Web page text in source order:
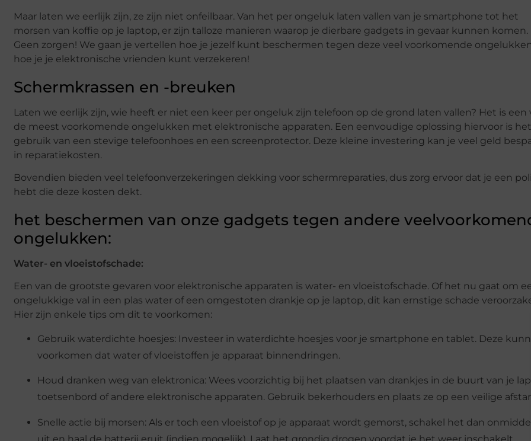
Maar laten we eerlijk zijn, ze zijn niet onfeilbaar. Van het per ongeluk laten vallen van je smartphone tot het
morsen van koffie op je laptop, er zijn talloze manieren waarop je dierbare gadgets in gevaar kunnen komen.
Geen zorgen! We gaan je vertellen hoe je jezelf kunt beschermen tegen deze veel voorkomende
hoe je je elektronische vrienden kunt verzekeren!
Schermkrassen en -breuken
Laten we eerlijk zijn, wie heeft er niet een keer per ongeluk zijn telefoon op de grond laten vallen? Het is een
de meest voorkomende ongelukken met elektronische apparaten. Een eenvoudige oplossing hiervoor is het
gebruik van een stevige telefoonhoes en een screenprotector. Deze kleine investering kan je veel geld
in reparatiekosten.
Bovendien bieden veel telefoonverzekeringen dekking voor schermreparaties, dus zorg ervoor dat je een
hebt die deze kosten dekt.
het beschermen van onze gadgets tegen andere
ongelukken:
Water- en vloeistofschade:
Een van de grootste gevaren voor elektronische apparaten is water- en vloeistofschade. Of het nu gaat om
ongelukkige val in een plas water of een omgestoten drankje op je laptop, dit kan ernstige schade
Hier zijn enkele tips om dit te voorkomen:
Gebruik waterdichte hoesjes: Investeer in waterdichte hoesjes voor je smartphone en tablet. Deze
voorkomen dat water of vloeistoffen je apparaat binnendringen.
Houd dranken weg van elektronica: Wees voorzichtig bij het plaatsen van drankjes in de buurt van je
toetsenbord of andere elektronische apparaten. Gebruik bekerhouders en plaats ze op een veilige
Snelle actie bij morsen: Als er toch een vloeistof op je apparaat wordt gemorst, schakel het dan
uit en haal de batterij eruit (indien mogelijk). Laat het grondig drogen voordat je het weer inschakelt.